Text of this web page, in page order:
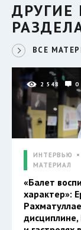
ДРУГИЕ
ВСЕ
2 548 0
ИНТЕРВЬЮ
МАТЕРИАЛ
«Балет
характер»:
дисциплине,